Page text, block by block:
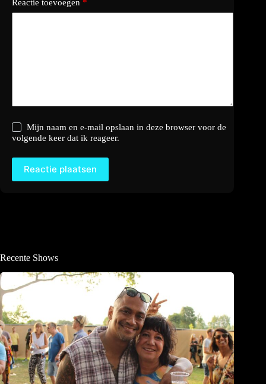
Reactie toevoegen *
Mijn naam en e-mail opslaan in deze browser voor de
volgende keer dat ik reageer.
Reactie plaatsen
Recente Shows